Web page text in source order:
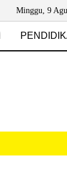
Minggu, 9